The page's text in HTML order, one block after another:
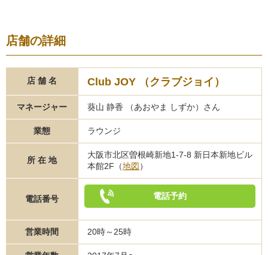
店舗の詳細
店 舗 名 Club JOY （クラブジョイ）
マネージャー 葵山 静香 （あおやま しずか）さん
業態 ラウンジ
所 在 地
大阪市北区曽根崎新地1-7-8 新日本新地ビル
本館2F（地図 ）
電話番号 電話予約
営業時間 20時～25時